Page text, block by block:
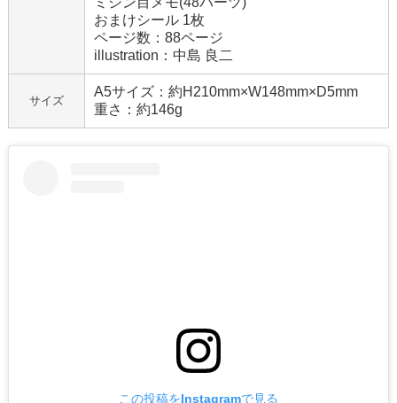
おまけシール 1枚
ページ数：88ページ
illustration：中島 良二
サイズ
A5サイズ：約H210mm×W148mm×D5mm
重さ：約146g
この投稿をInstagramで見る